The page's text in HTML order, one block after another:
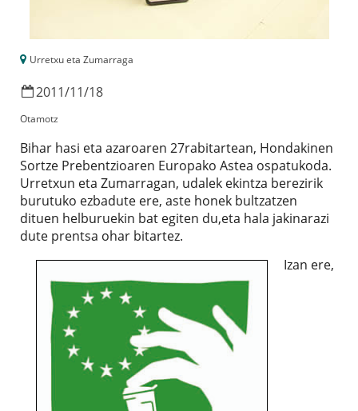
Urretxu eta Zumarraga
2011/11/18
Otamotz
Bihar hasi eta azaroaren 27rabitartean, Hondakinen
Sortze Prebentzioaren Europako Astea ospatukoda.
Urretxun eta Zumarragan, udalek ekintza berezirik
burutuko ezbadute ere, aste honek bultzatzen
dituen helburuekin bat egiten du,eta hala jakinarazi
dute prentsa ohar bitartez.
Izan ere,